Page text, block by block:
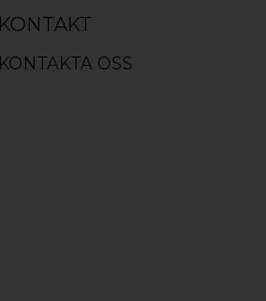
KONTAKT
KONTAKTA OSS